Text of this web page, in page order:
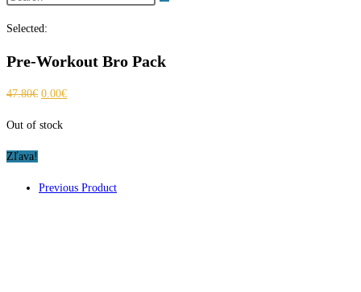
search
Selected:
Pre-Workout Bro Pack
47.80€ Pôvodná
0.00€Aktuálna
Out of stock
Zľava!
Previous Product